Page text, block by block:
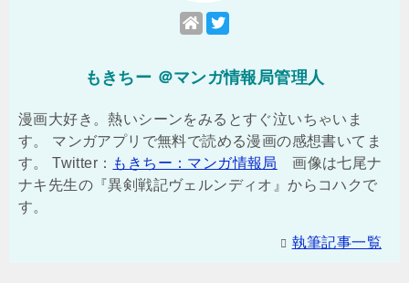
もきちー ＠マンガ情報局管理人
漫画大好き。熱いシーンをみるとすぐ泣いちゃいま
す。 マンガアプリで無料で読める漫画の感想書いてま
す。 Twitter： もきちー：マンガ情報局
画像は七尾ナ
ナキ先生の『異剣戦記ヴェルンディオ』からコハクで
す。
執筆記事一覧